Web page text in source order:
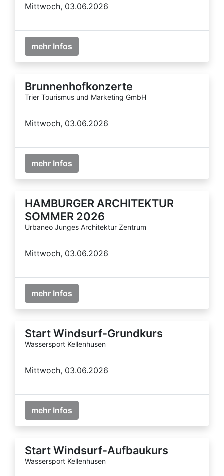
Mittwoch, 03.06.2026
mehr Infos
Brunnenhofkonzerte
Trier Tourismus und Marketing GmbH
Mittwoch, 03.06.2026
mehr Infos
HAMBURGER ARCHITEKTUR
SOMMER 2026
Urbaneo Junges Architektur Zentrum
Mittwoch, 03.06.2026
mehr Infos
Start Windsurf-Grundkurs
Wassersport Kellenhusen
Mittwoch, 03.06.2026
mehr Infos
Start Windsurf-Aufbaukurs
Wassersport Kellenhusen